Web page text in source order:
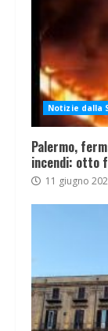
Notizie dalla
Palermo,
incendi: otto
11 giugno